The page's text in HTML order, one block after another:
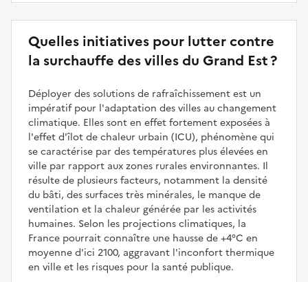
Quelles initiatives pour lutter contre
la surchauffe des villes du Grand Est ?
Déployer des solutions de rafraîchissement est un
impératif pour l'adaptation des villes au changement
climatique. Elles sont en effet fortement exposées à
l'effet d'îlot de chaleur urbain (ICU), phénomène qui
se caractérise par des températures plus élevées en
ville par rapport aux zones rurales environnantes. Il
résulte de plusieurs facteurs, notamment la densité
du bâti, des surfaces très minérales, le manque de
ventilation et la chaleur générée par les activités
humaines. Selon les projections climatiques, la
France pourrait connaître une hausse de +4°C en
moyenne d'ici 2100, aggravant l'inconfort thermique
en ville et les risques pour la santé publique.